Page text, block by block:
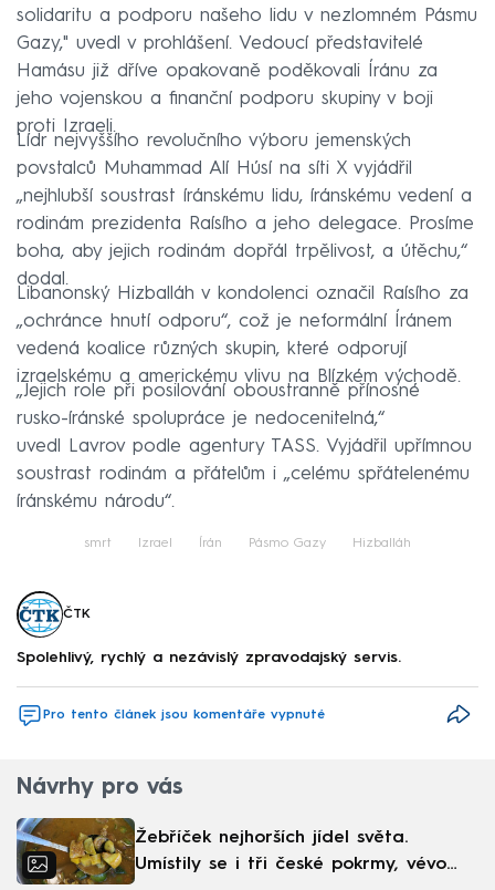
solidaritu a podporu našeho lidu v nezlomném Pásmu
Gazy," uvedl v prohlášení. Vedoucí představitelé
Hamásu již dříve opakovaně poděkovali Íránu za
jeho vojenskou a finanční podporu skupiny v boji
proti Izraeli.
Lídr nejvyššího revolučního výboru jemenských
povstalců Muhammad Alí Húsí na síti X vyjádřil
„nejhlubší soustrast íránskému lidu, íránskému vedení a
rodinám prezidenta Raísího a jeho delegace. Prosíme
boha, aby jejich rodinám dopřál trpělivost, a útěchu,“
dodal.
Libanonský Hizballáh v kondolenci označil Raísího za
„ochránce hnutí odporu“, což je neformální Íránem
vedená koalice různých skupin, které odporují
izraelskému a americkému vlivu na Blízkém východě.
„Jejich role při posilování oboustranně přínosné
rusko-íránské spolupráce je nedocenitelná,“
uvedl Lavrov podle agentury TASS. Vyjádřil upřímnou
soustrast rodinám a přátelům i „celému spřátelenému
íránskému národu“.
smrt Izrael Írán Pásmo Gazy Hizballáh
ČTK
Spolehlivý, rychlý a nezávislý zpravodajský servis.
Pro tento článek jsou komentáře vypnuté
Návrhy pro vás
Žebříček nejhorších jídel světa.
Umístily se i tři české pokrmy, vévodí